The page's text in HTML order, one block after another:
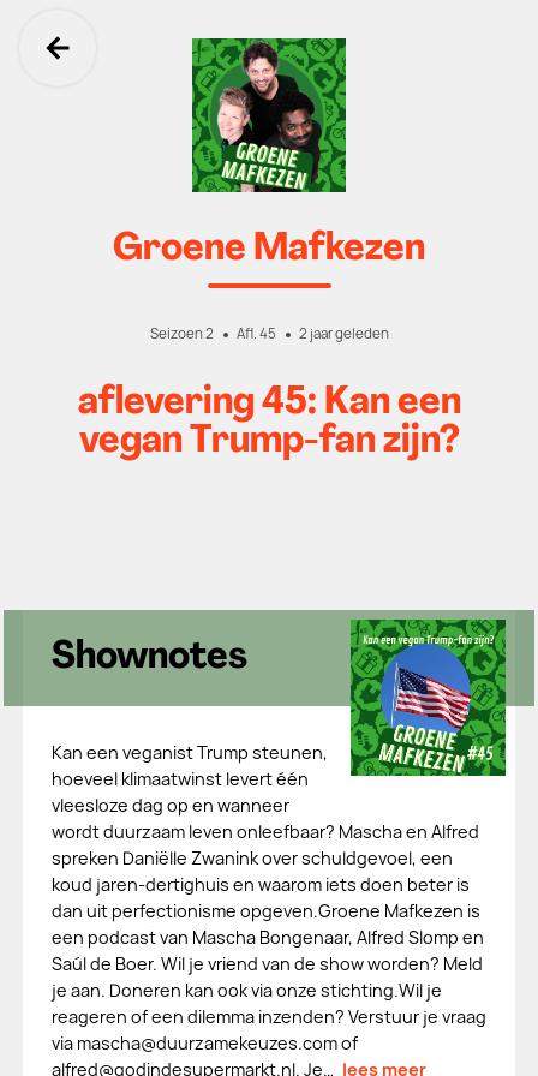
Ga terug
Groene Mafkezen
Seizoen 2 Afl. 45 2 jaar geleden
aflevering 45: Kan een
vegan Trump-fan zijn?
Shownotes
Kan een veganist Trump steunen,
hoeveel klimaatwinst levert één
vleesloze dag op en wanneer
wordt duurzaam leven onleefbaar? Mascha en Alfred
spreken Daniëlle Zwanink over schuldgevoel, een
koud jaren-dertighuis en waarom iets doen beter is
dan uit perfectionisme opgeven.Groene Mafkezen is
een podcast van Mascha Bongenaar, Alfred Slomp en
Saúl de Boer. Wil je vriend van de show worden? Meld
je aan. Doneren kan ook via onze stichting.Wil je
reageren of een dilemma inzenden? Verstuur je vraag
via mascha@duurzamekeuzes.com of
alfred@godindesupermarkt.nl. Je… lees meer